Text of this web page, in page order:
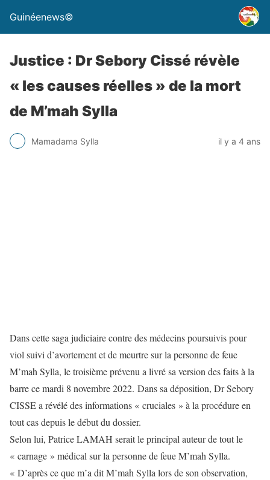
Guinéenews©
Justice : Dr Sebory Cissé révèle
« les causes réelles » de la mort
de M’mah Sylla
Mamadama Sylla il y a 4 ans
Dans cette saga judiciaire contre des médecins poursuivis pour
viol suivi d’avortement et de meurtre sur la personne de feue
M’mah Sylla, le troisième prévenu a livré sa version des faits à la
barre ce mardi 8 novembre 2022. Dans sa déposition, Dr Sebory
CISSE a révélé des informations « cruciales » à la procédure en
tout cas depuis le début du dossier.
Selon lui, Patrice LAMAH serait le principal auteur de tout le
« carnage » médical sur la personne de feue M’mah Sylla.
« D’après ce que m’a dit M’mah Sylla lors de son observation,